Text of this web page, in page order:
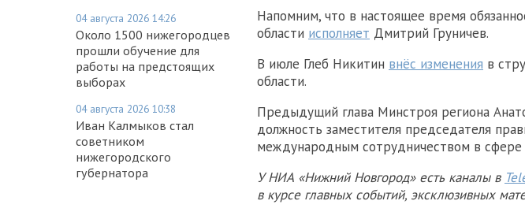
04 августа 2026 14:26
Около 1500 нижегородцев
прошли обучение для
работы на предстоящих
выборах
04 августа 2026 10:38
Иван Калмыков стал
советником
нижегородского
губернатора
Напомним, что в настоящее время
области исполняет Дмитрий Груничев.
В июле Глеб Никитин внёс изменения в
области.
Предыдущий глава Минстроя региона
должность заместителя председателя
международным сотрудничеством в сфере
У НИА «Нижний Новгород» есть каналы в
в курсе главных событий, эксклюзивных